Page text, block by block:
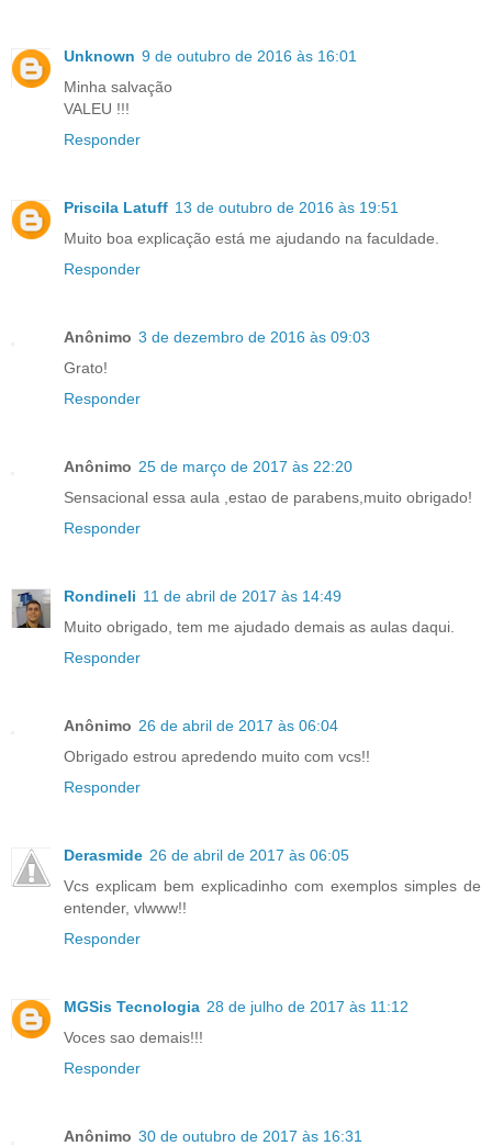
Unknown 9 de outubro de 2016 às 16:01
Minha salvação
VALEU !!!
Responder
Priscila Latuff 13 de outubro de 2016 às 19:51
Muito boa explicação está me ajudando na faculdade.
Responder
Anônimo 3 de dezembro de 2016 às 09:03
Grato!
Responder
Anônimo 25 de março de 2017 às 22:20
Sensacional essa aula ,estao de parabens,muito obrigado!
Responder
Rondineli 11 de abril de 2017 às 14:49
Muito obrigado, tem me ajudado demais as aulas daqui.
Responder
Anônimo 26 de abril de 2017 às 06:04
Obrigado estrou apredendo muito com vcs!!
Responder
Derasmide 26 de abril de 2017 às 06:05
Vcs explicam bem explicadinho com exemplos simples de
entender, vlwww!!
Responder
MGSis Tecnologia 28 de julho de 2017 às 11:12
Voces sao demais!!!
Responder
Anônimo 30 de outubro de 2017 às 16:31